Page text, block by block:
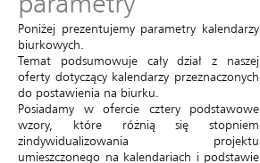
Poniżej prezentujemy parametry kalendarzy
biurkowych.
Temat podsumowuje cały dział z naszej
oferty dotyczący kalendarzy przeznaczonych
do postawienia na biurku.
Posiadamy w ofercie cztery podstawowe
wzory, które różnią się stopniem
zindywidualizowania projektu
umieszczonego na kalendariach i podstawie